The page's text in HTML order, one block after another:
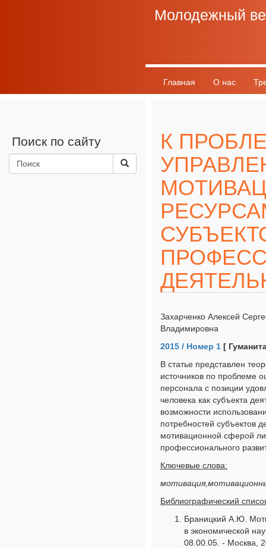
Молодежный
Главная О нас
Поиск по сайту
К
Захарченко Алексей
Владимировна
2015 / Номер 1 [
В статье представлен
источников по проблеме
персонала с позиции
человека как субъекта
возможности
потребностей субъектов
мотивационной сферой
профессионального
Ключевые слова:
Библиографический
Браницкий А.Ю.
в экономической
08.00.05. - Москва,